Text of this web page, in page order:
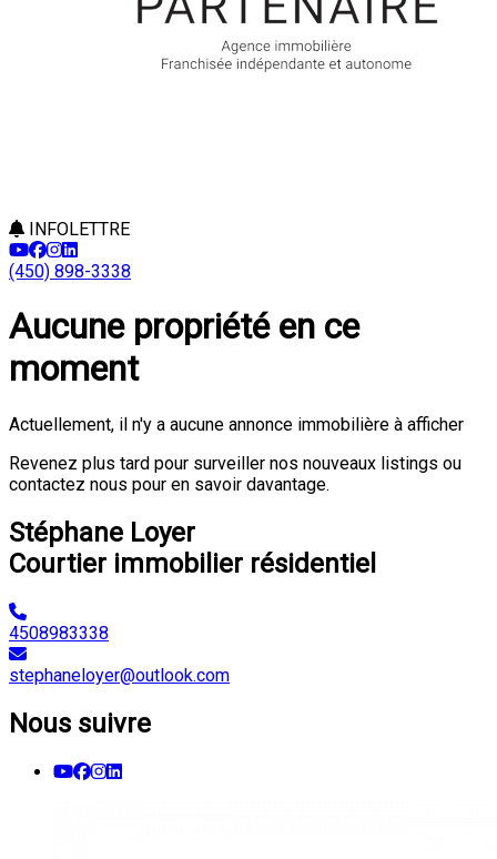
INFOLETTRE
(450) 898-3338
Aucune propriété en ce
moment
Actuellement, il n'y a aucune annonce immobilière à afficher
Revenez plus tard pour surveiller nos nouveaux listings ou
contactez nous pour en savoir davantage.
Stéphane Loyer
Courtier immobilier résidentiel
4508983338
stephaneloyer@outlook.com
Nous suivre